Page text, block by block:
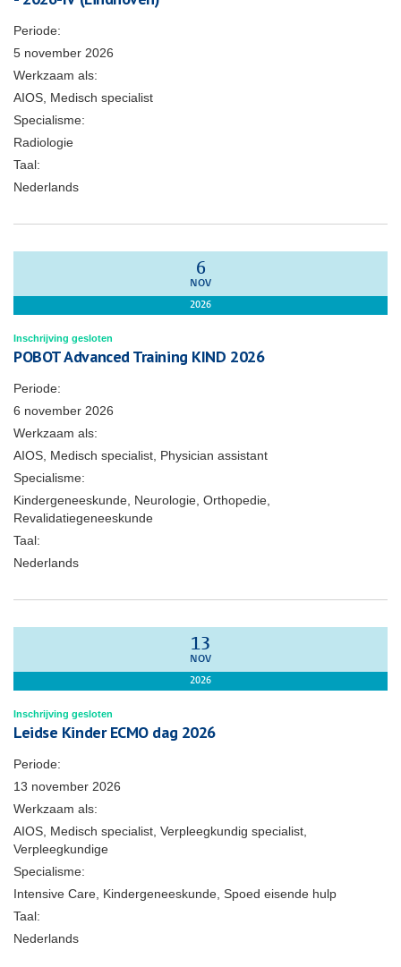
Periode:
5 november 2026
Werkzaam als:
AIOS, Medisch specialist
Specialisme:
Radiologie
Taal:
Nederlands
6
NOV
2026
Inschrijving gesloten
POBOT Advanced Training KIND 2026
Periode:
6 november 2026
Werkzaam als:
AIOS, Medisch specialist, Physician assistant
Specialisme:
Kindergeneeskunde, Neurologie, Orthopedie,
Revalidatiegeneeskunde
Taal:
Nederlands
13
NOV
2026
Inschrijving gesloten
Leidse Kinder ECMO dag 2026
Periode:
13 november 2026
Werkzaam als:
AIOS, Medisch specialist, Verpleegkundig specialist,
Verpleegkundige
Specialisme:
Intensive Care, Kindergeneeskunde, Spoed eisende hulp
Taal:
Nederlands